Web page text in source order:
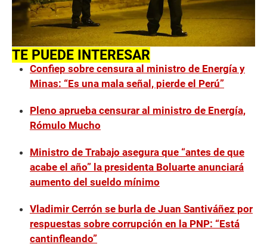
TE PUEDE INTERESAR
Confiep sobre censura al ministro de Energía y
Minas: “Es una mala señal, pierde el Perú”
Pleno aprueba censurar al ministro de Energía,
Rómulo Mucho
Ministro de Trabajo asegura que “antes de que
acabe el año” la presidenta Boluarte anunciará
aumento del sueldo mínimo
Vladimir Cerrón se burla de Juan Santiváñez por
respuestas sobre corrupción en la PNP: “Está
cantinfleando”